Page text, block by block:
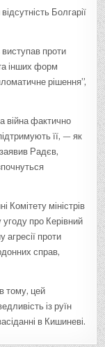
Болгарії
проти
інших форм
рішення”,
війна фактично
її, — як
Радєв,
Комітету міністрів
про Керівний
агресії проти
справ,
тому, цей
із руїн
в Кишиневі.